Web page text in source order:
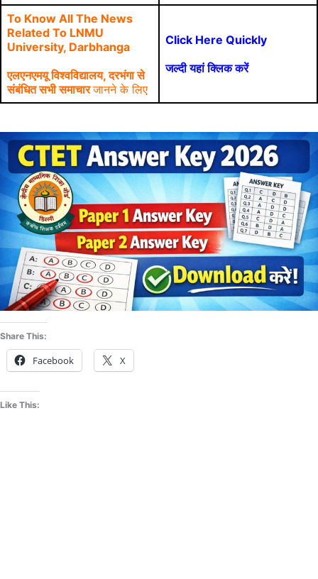
To Know All The News
Related To LNMU
University, Darbhanga
एलएनएमयू विश्वविद्यालय, दरभंगा से
संबंधित सभी समाचारजानने के लिए
Click Here Quickly
जल्दी यहां क्लिक करें
Share This:
Facebook X
Like This: